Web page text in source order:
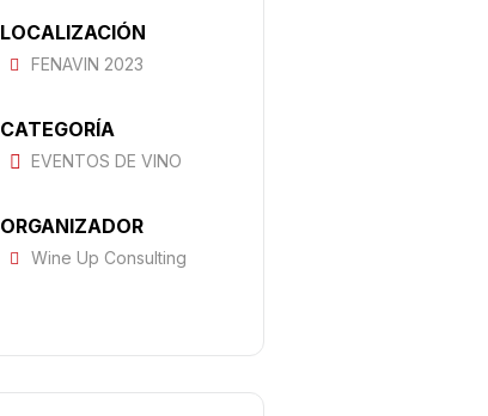
LOCALIZACIÓN
FENAVIN 2023
CATEGORÍA
EVENTOS DE VINO
ORGANIZADOR
Wine Up Consulting